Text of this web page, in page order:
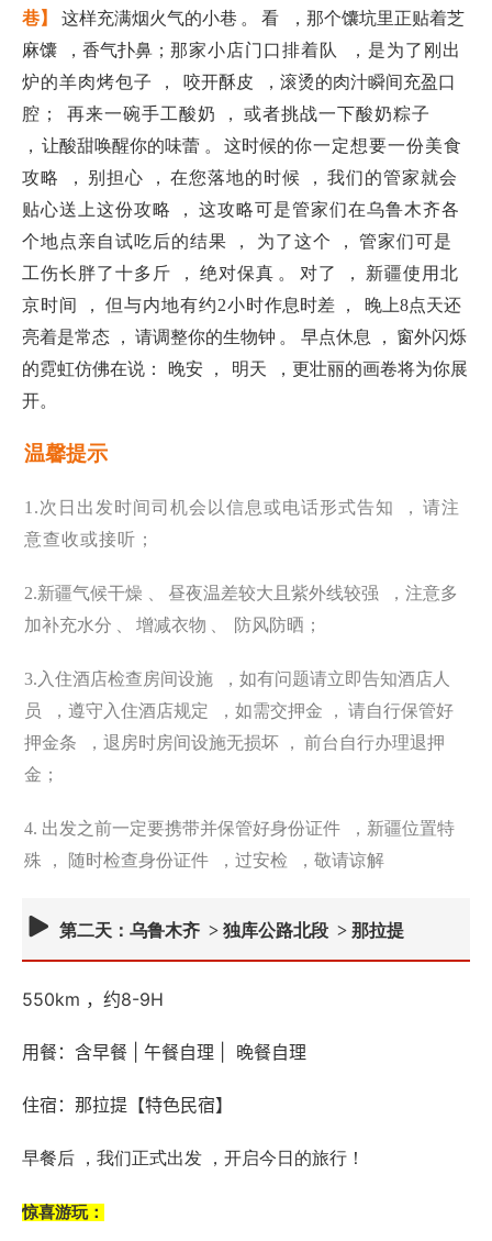
巷】 这样充满烟火气的小巷 。 看
，那个馕坑里正贴着芝
麻馕
，香气扑鼻； 那家小店门口排着队 ，是为了刚出
炉的羊肉烤包子
， 咬开酥皮 ，滚烫的肉汁瞬间充盈口
腔；
再来一碗手工酸奶 ，
或者挑战一下酸奶粽子
， 让酸甜唤醒你的味蕾 。 这时候的你一定想要一份美食
攻略
， 别担心 ， 在您落地的时候 ， 我们的管家就会
贴心送上这份攻略 ，
这攻略可是管家们在乌鲁木齐各
个地点亲自试吃后的结果 ， 为了这个 ，
管家们可是
工伤长胖了十多斤
， 绝对保真 。 对了 ，
新疆使用北
京时间 ，
但与内地有约2小时作息时差 ，
晚上8点天还
亮着是常态 ， 请调整你的生物钟 。 早点休息 ，
窗外闪烁
的霓虹仿佛在说：
晚安 ， 明天
，更壮丽的画卷将为你展
开。
温馨提示
1.次日出发时间司机会以信息或电话形式告知 ， 请注
意查收或接听；
2.新疆气候干燥 、 昼夜温差较大且紫外线较强
，注意多
加补充水分
增减衣物 防风防晒；
3.入住酒店检查房间设施
，如有问题请立即告知酒店人
员
，遵守入住酒店规定 ，如需交押金 ， 请自行保管好
押金条
，退房时房间设施无损坏 ， 前台自行办理退押
金；
4. 出发之前一定要携带并保管好身份证件
，新疆位置特
殊 ， 随时检查身份证件
，过安检 ，敬请谅解
第二天：乌鲁木齐 > 独库公路北段 > 那拉提
550km ，约8-9H
用餐：含早餐 | 午餐自理 | 晚餐自理
住宿：那拉提【特色民宿】
早餐后 ，我们正式出发 ，开启今日的旅行！
惊喜游玩：